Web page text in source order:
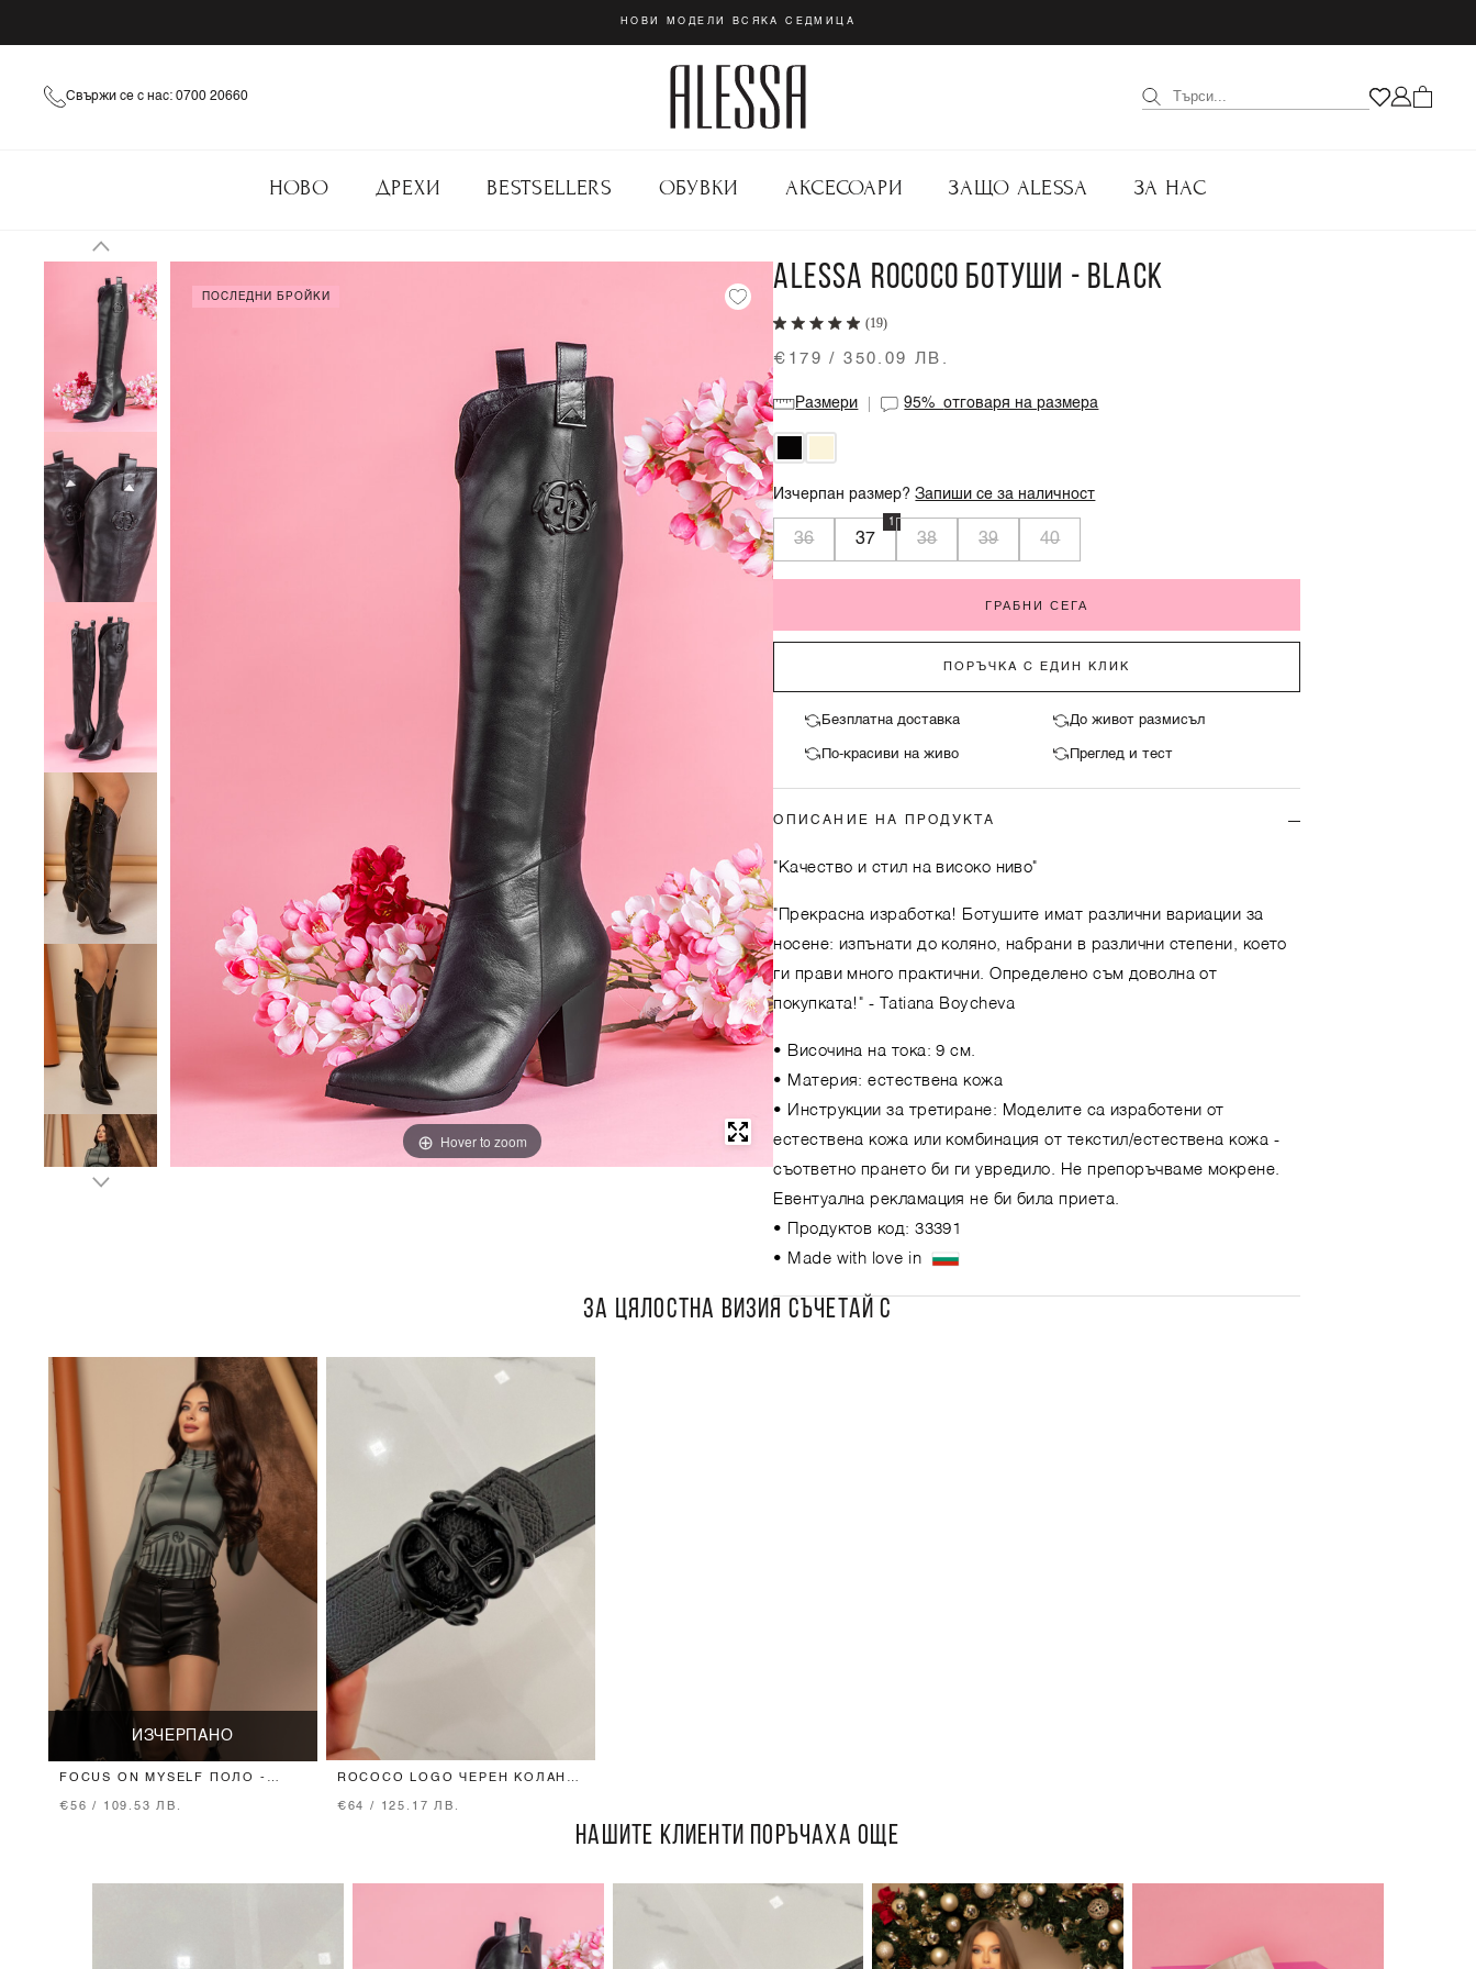
НОВИ МОДЕЛИ ВСЯКА СЕДМИЦА
Свържи се с нас: 0700 20660
НОВО ДРЕХИ BESTSELLERS ОБУВКИ АКСЕСОАРИ ЗАЩО ALESSA ЗА НАС
ПОСЛЕДНИ БРОЙКИ
Hover to zoom
ALESSA ROCOCO БОТУШИ - BLACK
(19)
€179 / 350.09 ЛВ.
Размери 95%отговаря на размера
Изчерпан размер?Запиши се за наличност
36 37
1
38 39 40
ГРАБНИ СЕГА
ПОРЪЧКА С ЕДИН КЛИК
Безплатна доставка До живот размисъл
По-красиви на живо Преглед и тест
ОПИСАНИЕ НА ПРОДУКТА
"Качество и стил на високо ниво"
"Прекрасна изработка! Ботушите имат различни вариации за
носене: изпънати до коляно, набрани в различни степени, което
ги прави много практични. Определено съм доволна от
покупката!" - Tatiana Boycheva
• Височина на тока: 9 см.
• Материя: естествена кожа
• Инструкции за третиране: Моделите са изработени от
естествена кожа или комбинация от текстил/естествена кожа -
съответно прането би ги увредило. Не препоръчваме мокрене.
Евентуална рекламация не би била приета.
• Продуктов код: 33391
• Made with love in
ЗА ЦЯЛОСТНА ВИЗИЯ СЪЧЕТАЙ С
ИЗЧЕРПАНО
FOCUS ON MYSELF ПОЛО -
€56 / 109.53 ЛВ.
ROCOCO LOGO ЧЕРЕН КОЛАН -
€64 / 125.17 ЛВ.
НАШИТЕ КЛИЕНТИ ПОРЪЧАХА ОЩЕ